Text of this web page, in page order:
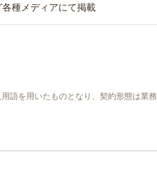
種メディアにて掲載
語を用いたものとなり、契約形態は業務